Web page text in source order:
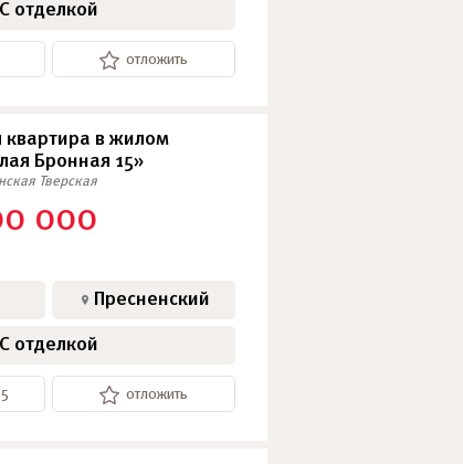
С отделкой
отложить
квартира в жилом
Бронная 15»
Тверская
000
Пресненский
С отделкой
отложить